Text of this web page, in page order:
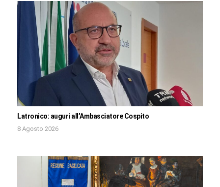
Latronico: auguri all’Ambasciatore Cospito
8 Agosto 2026